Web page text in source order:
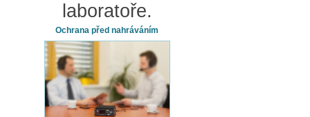
laboratoře.
Ochrana před nahráváním